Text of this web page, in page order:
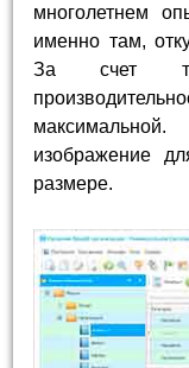
многолетнем
именно там,
За счет
изображение
размере.